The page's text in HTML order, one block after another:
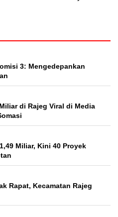
3: Mengedepankan
di Rajeg Viral di Media
Miliar, Kini 40 Proyek
Rapat, Kecamatan Rajeg